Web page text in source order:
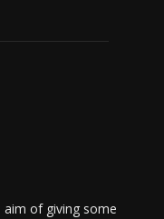
of giving some